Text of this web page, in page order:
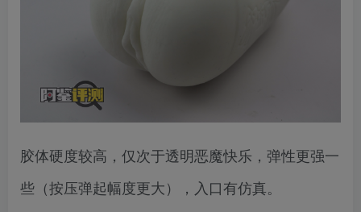
胶体硬度较高，仅次于透明恶魔快乐，弹性更强一
些（按压弹起幅度更大），入口有仿真。